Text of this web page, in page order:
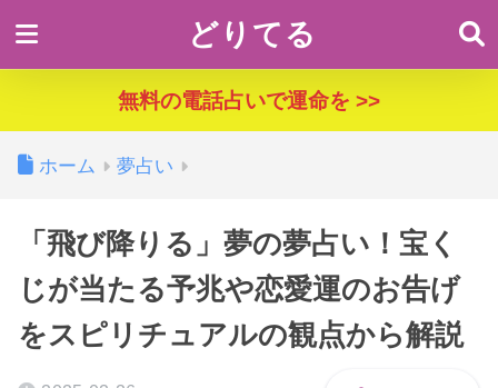
どりてる
無料の電話占いで運命を >>
ホーム 夢占い
「飛び降りる」夢の夢占い！宝く
じが当たる予兆や恋愛運のお告げ
をスピリチュアルの観点から解説